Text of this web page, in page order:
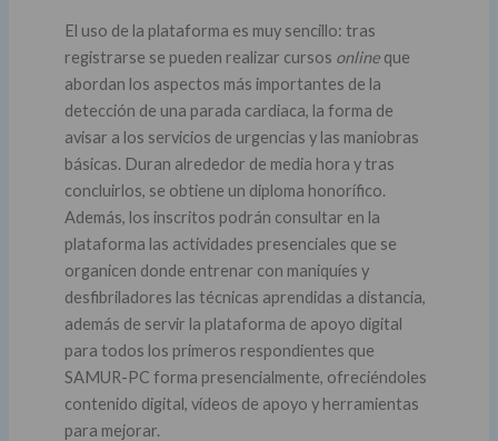
El uso de la plataforma es muy sencillo: tras
registrarse se pueden realizar cursos onlineque
abordan los aspectos más importantes de la
detección de una parada cardiaca, la forma de
avisar a los servicios de urgencias y las maniobras
básicas. Duran alrededor de media hora y tras
concluirlos, se obtiene un diploma honorífico.
Además, los inscritos podrán consultar en la
plataforma las actividades presenciales que se
organicen donde entrenar con maniquíes y
desfibriladores las técnicas aprendidas a distancia,
además de servir la plataforma de apoyo digital
para todos los primeros respondientes que
SAMUR-PC forma presencialmente, ofreciéndoles
contenido digital, vídeos de apoyo y herramientas
para mejorar.